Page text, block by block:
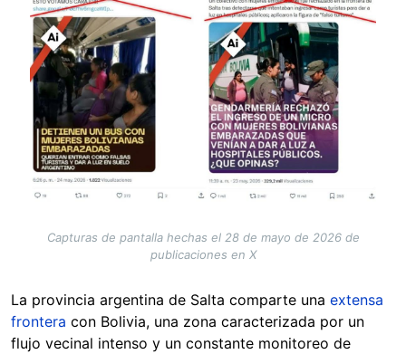
Capturas de pantalla hechas el 28 de mayo de 2026 de
publicaciones en X
La provincia argentina de Salta comparte una extensa
frontera con Bolivia, una zona caracterizada por un
flujo vecinal intenso y un constante monitoreo de